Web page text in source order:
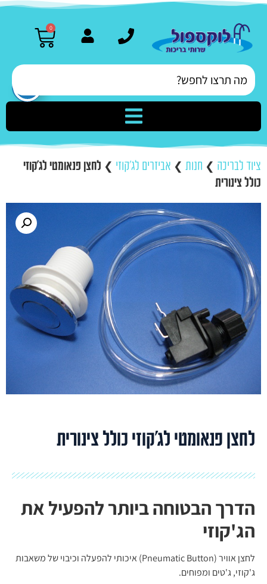
0
ציוד לבריכה ❯ חנות ❯ אביזרים לג'קוזי ❯ לחצן פנאומטי לג'קוזי
כולל צינורית
לחצן פנאומטי לג'קוזי כולל צינורית
הדרך הבטוחה ביותר להפעיל את
הג'קוזי
לחצן אוויר (Pneumatic Button) איכותי להפעלה וכיבוי של משאבות
ג'קוזי, ג'טים ומפוחים.